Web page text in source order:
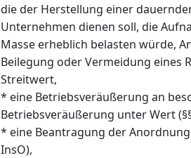
die der Herstellung einer
Unternehmen dienen soll, die
Masse erheblich belasten würde,
Beilegung oder Vermeidung eines
Streitwert,
* eine Betriebsveräußerung an
Betriebsveräußerung unter Wert
* eine Beantragung der
InsO),